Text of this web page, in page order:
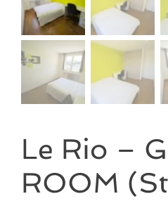
Le Rio –
ROOM